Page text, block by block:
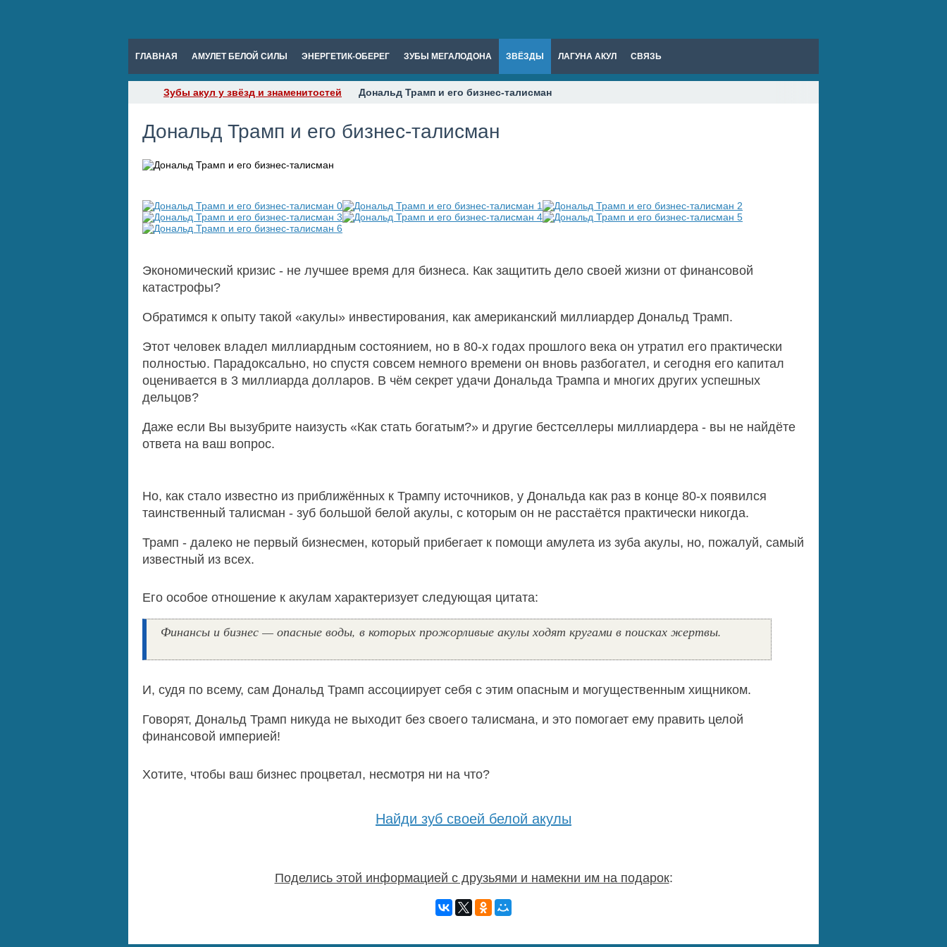
ГЛАВНАЯ АМУЛЕТ БЕЛОЙ СИЛЫ ЭНЕРГЕТИК-ОБЕРЕГ ЗУБЫ МЕГАЛОДОНА ЗВЁЗДЫ ЛАГУНА АКУЛ СВЯЗЬ
Зубы акул у звёзд и знаменитостей Дональд Трамп и его бизнес-талисман
Дональд Трамп и его бизнес-талисман
Экономический кризис - не лучшее время для бизнеса. Как защитить дело своей жизни от финансовой
катастрофы?
Обратимся к опыту такой «акулы» инвестирования, как американский миллиардер Дональд Трамп.
Этот человек владел миллиардным состоянием, но в 80-х годах прошлого века он утратил его практически
полностью. Парадоксально, но спустя совсем немного времени он вновь разбогател, и сегодня его капитал
оценивается в 3 миллиарда долларов. В чём секрет удачи Дональда Трампа и многих других успешных
дельцов?
Даже если Вы вызубрите наизусть «Как стать богатым?» и другие бестселлеры миллиардера - вы не найдёте
ответа на ваш вопрос.
Но, как стало известно из приближённых к Трампу источников, у Дональда как раз в конце 80-х появился
таинственный талисман - зуб большой белой акулы, с которым он не расстаётся практически никогда.
Трамп - далеко не первый бизнесмен, который прибегает к помощи амулета из зуба акулы, но, пожалуй, самый
известный из всех.
Его особое отношение к акулам характеризует следующая цитата:
Финансы и бизнес — опасные воды, в которых прожорливые акулы ходят кругами в поисках жертвы.
И, судя по всему, сам Дональд Трамп ассоциирует себя с этим опасным и могущественным хищником.
Говорят, Дональд Трамп никуда не выходит без своего талисмана, и это помогает ему править целой
финансовой империей!
Хотите, чтобы ваш бизнес процветал, несмотря ни на что?
Найди зуб своей белой акулы
Поделись этой информацией с друзьями и намекни им на подарок: